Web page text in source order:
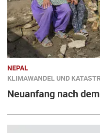
NEPAL
KLIMAWANDEL UND
Neuanfang nach